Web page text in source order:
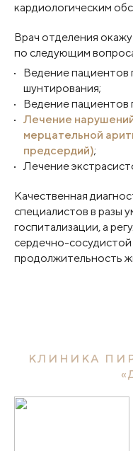
кардиологическим
Врач отделения
по следующим
Ведение пациентов
шунтирования;
Ведение пациентов
Лечение
мерцательной
предсердий);
Лечение
Качественная
специалистов в разы
госпитализации, а
сердечно-
продолжительность
КЛИНИКА